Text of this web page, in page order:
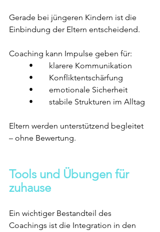
Gerade bei jüngeren Kindern ist die
Einbindung der Eltern entscheidend.
Coaching kann Impulse geben für:
	•	klarere Kommunikation
	•	Konfliktentschärfung
	•	emotionale Sicherheit
	•	stabile Strukturen im Alltag
Eltern werden unterstützend begleitet
– ohne Bewertung.
Tools und Übungen für
zuhause
Ein wichtiger Bestandteil des
Coachings ist die Integration in den